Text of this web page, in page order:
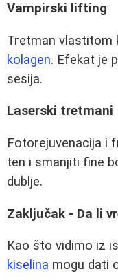
Vampirski lifting
Tretman vlastitom
kolagen. Efekat je
sesija.
Laserski tretmani
Fotorejuvenacija i
ten i smanjiti fine
dublje.
Zaključak - Da li
Kao što vidimo iz
kiselina mogu dati